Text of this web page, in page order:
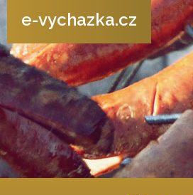
e-vychazka.cz